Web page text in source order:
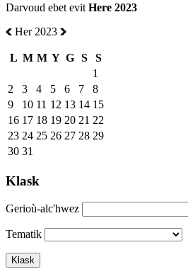
Darvoud ebet evit Here 2023
Her 2023
L M M Y G S
S
1
2
3 4 5 6 7
8
9
10 11 12 13 14 15
16 17 18 19 20 21 22
23 24 25 26 27 28 29
30 31
Klask
Gerioù-alc'hwez
Tematik